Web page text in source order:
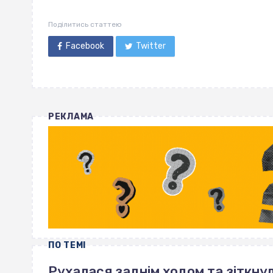
Поділитись статтею
Facebook Twitter
РЕКЛАМА
ПО ТЕМІ